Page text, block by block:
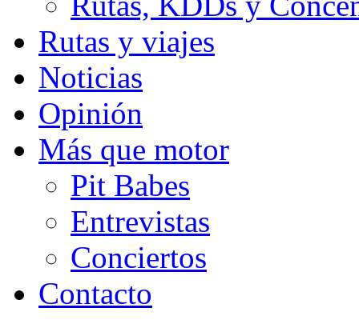
Rutas y viajes
Noticias
Opinión
Más que motor
Pit Babes
Entrevistas
Conciertos
Contacto